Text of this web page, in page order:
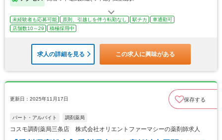
未経験者も応募可能 原則、引越しを伴う転勤なし 駅チカ
車通勤可
店舗数10～29
積極採用中
求人の詳細を見る この求人に興味がある
更新日：2025年11月17日 保存する
パート・アルバイト 調剤薬局
コスモ調剤薬局三条店 株式会社オリエントファーマシーの薬剤師求人